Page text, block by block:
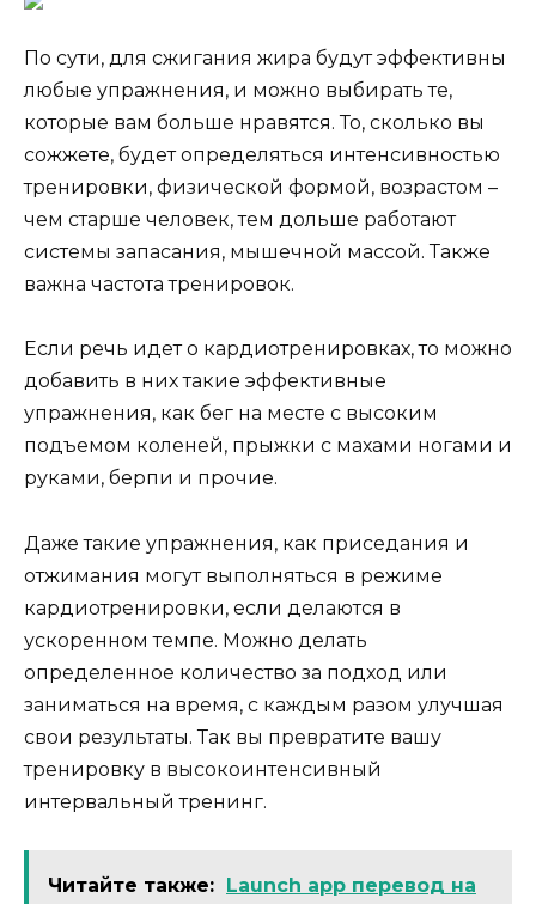
По сути, для сжигания жира будут эффективны
любые упражнения, и можно выбирать те,
которые вам больше нравятся. То, сколько вы
сожжете, будет определяться интенсивностью
тренировки, физической формой, возрастом –
чем старше человек, тем дольше работают
системы запасания, мышечной массой. Также
важна частота тренировок.
Если речь идет о кардиотренировках, то можно
добавить в них такие эффективные
упражнения, как бег на месте с высоким
подъемом коленей, прыжки с махами ногами и
руками, берпи и прочие.
Даже такие упражнения, как приседания и
отжимания могут выполняться в режиме
кардиотренировки, если делаются в
ускоренном темпе. Можно делать
определенное количество за подход или
заниматься на время, с каждым разом улучшая
свои результаты. Так вы превратите вашу
тренировку в высокоинтенсивный
интервальный тренинг.
Читайте также: Launch app перевод на